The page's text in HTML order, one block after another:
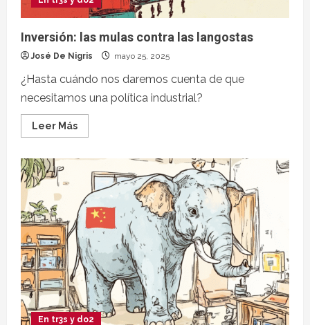
Inversión: las mulas contra las langostas
José De Nigris mayo 25, 2025
¿Hasta cuándo nos daremos cuenta de que
necesitamos una política industrial?
Leer Más
En tr3s y do2